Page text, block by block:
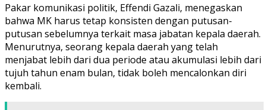
Pakar komunikasi politik, Effendi Gazali, menegaskan
bahwa MK harus tetap konsisten dengan putusan-
putusan sebelumnya terkait masa jabatan kepala daerah.
Menurutnya, seorang kepala daerah yang telah
menjabat lebih dari dua periode atau akumulasi lebih dari
tujuh tahun enam bulan, tidak boleh mencalonkan diri
kembali.